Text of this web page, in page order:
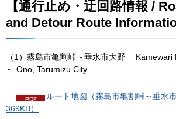
【通行止め・迂回路情報 /
and Detour Route
（1）霧島市亀割峠～垂水市大野 Kamewari
～ Ono, Tarumizu City
ルート地図（霧島市亀割峠～垂水
369KB）